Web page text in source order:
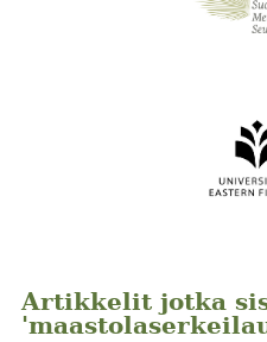
Artikkelit jotka